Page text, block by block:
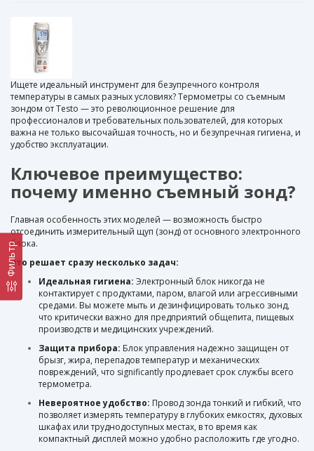
Фильтр
Ищете идеальный инструмент для безупречного контроля
температуры в самых разных условиях? Термометры со съемным
зондом от Testo — это революционное решение для
профессионалов и требовательных пользователей, для которых
важна не только высочайшая точность, но и безупречная гигиена, и
удобство эксплуатации.
Ключевое преимущество:
почему именно съемный зонд?
Главная особенность этих моделей — возможность быстро
отсоединить измерительный щуп (зонд) от основного электронного
блока.
Это решает сразу несколько задач:
Идеальная гигиена: Электронный блок никогда не
контактирует с продуктами, паром, влагой или агрессивными
средами. Вы можете мыть и дезинфицировать только зонд,
что критически важно для предприятий общепита, пищевых
производств и медицинских учреждений.
Защита прибора: Блок управления надежно защищен от
брызг, жира, перепадов температур и механических
повреждений, что significantly продлевает срок службы всего
термометра.
Невероятное удобство: Провод зонда тонкий и гибкий, что
позволяет измерять температуру в глубоких емкостях, духовых
шкафах или труднодоступных местах, в то время как
компактный дисплей можно удобно расположить где угодно.